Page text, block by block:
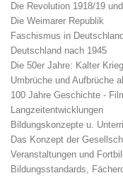
Die Revolution 1918/19
Die Weimarer Republik
Faschismus in
Deutschland nach 1945
Die 50er Jahre: Kalter
Umbrüche und Aufbrüche
100 Jahre Geschichte -
Langzeitentwicklungen
Bildungskonzepte u.
Das Konzept der
Veranstaltungen und
Bildungsstandards,